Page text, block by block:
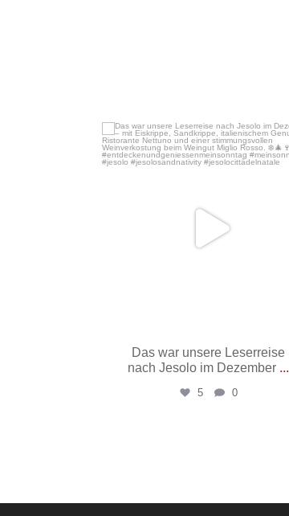
Dez. 16
Das war unsere Leserreise
nach Jesolo im Dezember ...
5 0